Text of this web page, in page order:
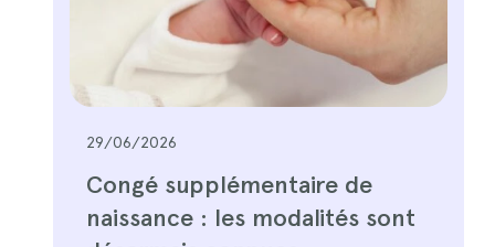
29/06/2026
Congé supplémentaire de
naissance : les modalités sont